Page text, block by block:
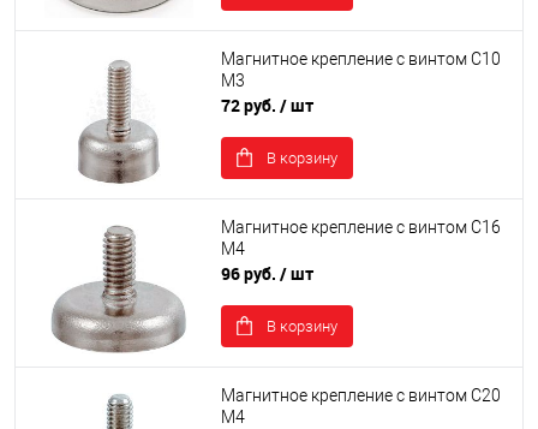
Магнитное крепление с винтом С10
М3
72 руб. / шт
В корзину
Магнитное крепление с винтом С16
М4
96 руб. / шт
В корзину
Магнитное крепление с винтом С20
М4